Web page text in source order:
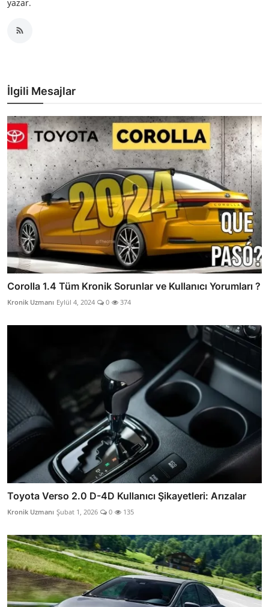
yazar.
İlgili Mesajlar
Corolla 1.4 Tüm Kronik Sorunlar ve Kullanıcı Yorumları ?
Kronik Uzmanı Eylül 4, 2024 0 374
Toyota Verso 2.0 D-4D Kullanıcı Şikayetleri: Arızalar
Kronik Uzmanı Şubat 1, 2026 0 135